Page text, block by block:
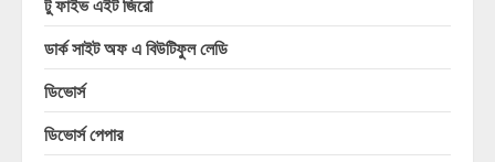
ডার্ক সাইট অফ এ বিউটিফুল লেডি
ডিভোর্স
ডিভোর্স পেপার